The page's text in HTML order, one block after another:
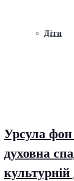
Діти
Урсула
духовна